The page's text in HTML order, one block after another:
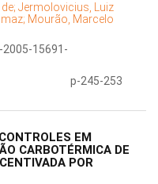
Jermolovicius, Luiz
Mourão, Marcelo
15691-
p-245-253
EM
CARBOTÉRMICA DE
POR